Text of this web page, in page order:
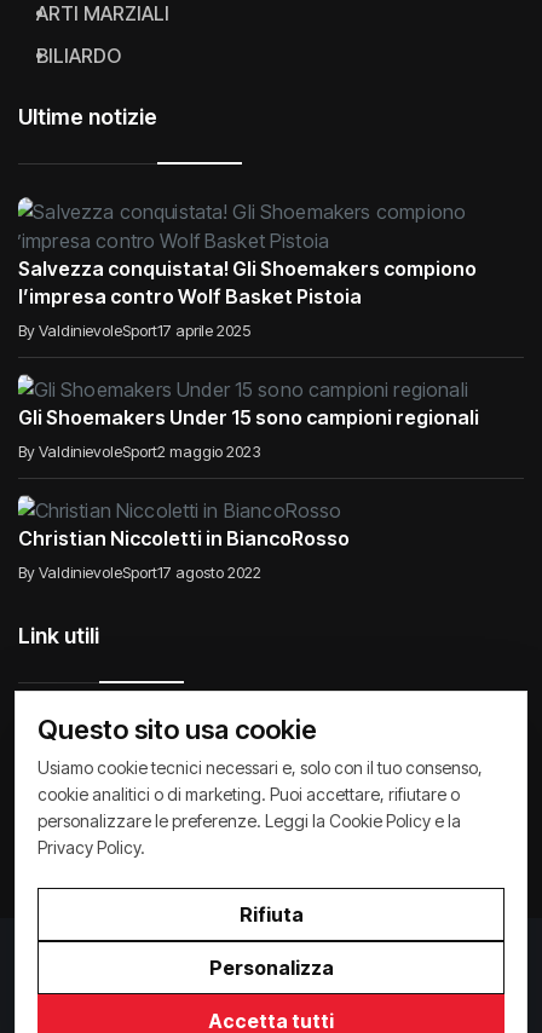
ARTI MARZIALI
BILIARDO
Ultime notizie
Salvezza conquistata! Gli Shoemakers compiono
l’impresa contro Wolf Basket Pistoia
By ValdinievoleSport17 aprile 2025
Gli Shoemakers Under 15 sono campioni regionali
By ValdinievoleSport2 maggio 2023
Christian Niccoletti in BiancoRosso
By ValdinievoleSport17 agosto 2022
Link utili
Raccontiamo di Noi Comunicati Società
Privacy Policy Cookie Policy Archivio News
Privacy Policy
Cookie Policy
Paralleloweb
Questo sito usa cookie
Usiamo cookie tecnici necessari e, solo con il tuo consenso,
cookie analitici o di marketing. Puoi accettare, rifiutare o
personalizzare le preferenze. Leggi la Cookie Policy e la
Privacy Policy.
Rifiuta
Personalizza
Accetta tutti